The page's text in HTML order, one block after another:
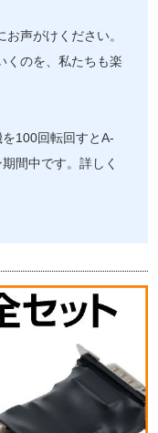
声がけください。
くのを、私たちも楽
100回転回すとA-
間中です。詳しく